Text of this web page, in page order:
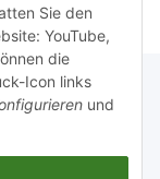
Sie den
YouTube,
die
Icon links
und